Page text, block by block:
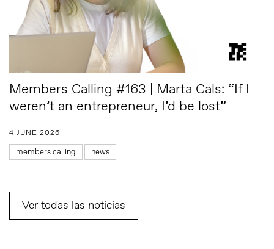
Members Calling #163 | Marta Cals: “If I
weren’t an entrepreneur, I’d be lost”
4 JUNE 2026
members calling news
Ver todas las noticias